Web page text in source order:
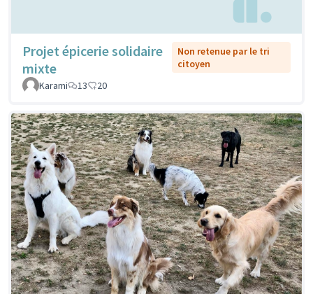
Projet épicerie solidaire
mixte
Non retenue par le tri
citoyen
Karami
13 20